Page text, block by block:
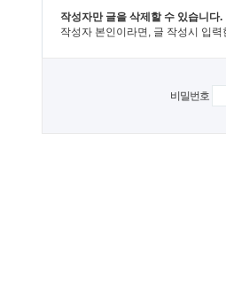
작성자만 글을 삭제할 수 있습니다.
작성자 본인이라면, 글 작성시 입
비밀번호